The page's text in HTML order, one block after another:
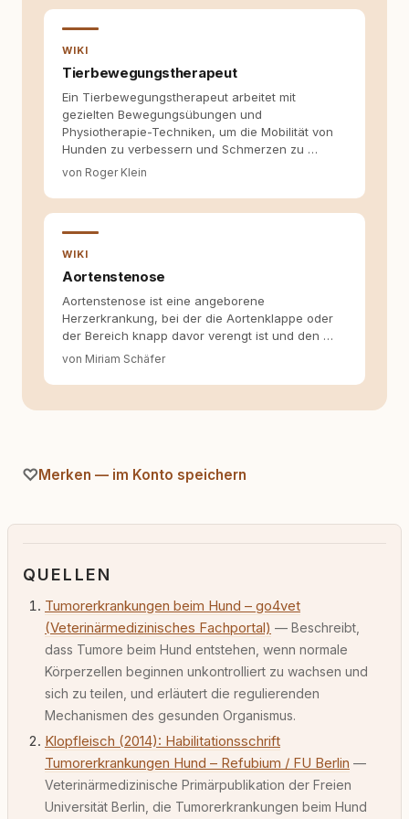
allein nicht ausreichen. Gute Entscheidungen
entstehen dort, wo Information,
Selbstreflexion und Bereitschaft zum
Hinterfragen zusammenkommen. Mit meinen
Texten möchte ich genau dazu beitragen.
WIKI
Tierbewegungstherapeut
Ein Tierbewegungstherapeut arbeitet mit
gezielten Bewegungsübungen und
Physiotherapie-Techniken, um die Mobilität von
Hunden zu verbessern und Schmerzen zu …
von Roger Klein
WIKI
Aortenstenose
Aortenstenose ist eine angeborene
Herzerkrankung, bei der die Aortenklappe oder
der Bereich knapp davor verengt ist und den …
von Miriam Schäfer
Merken — im Konto speichern
QUELLEN
Tumorerkrankungen beim Hund – go4vet
(Veterinärmedizinisches Fachportal) — Beschreibt,
dass Tumore beim Hund entstehen, wenn normale
Körperzellen beginnen unkontrolliert zu wachsen und
sich zu teilen, und erläutert die regulierenden
Mechanismen des gesunden Organismus.
Klopfleisch (2014): Habilitationsschrift
Tumorerkrankungen Hund – Refubium / FU Berlin —
Veterinärmedizinische Primärpublikation der Freien
Universität Berlin, die Tumorerkrankungen beim Hund